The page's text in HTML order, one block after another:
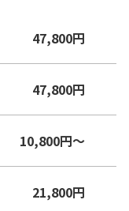
47,800円
47,800円
10,800円〜
21,800円